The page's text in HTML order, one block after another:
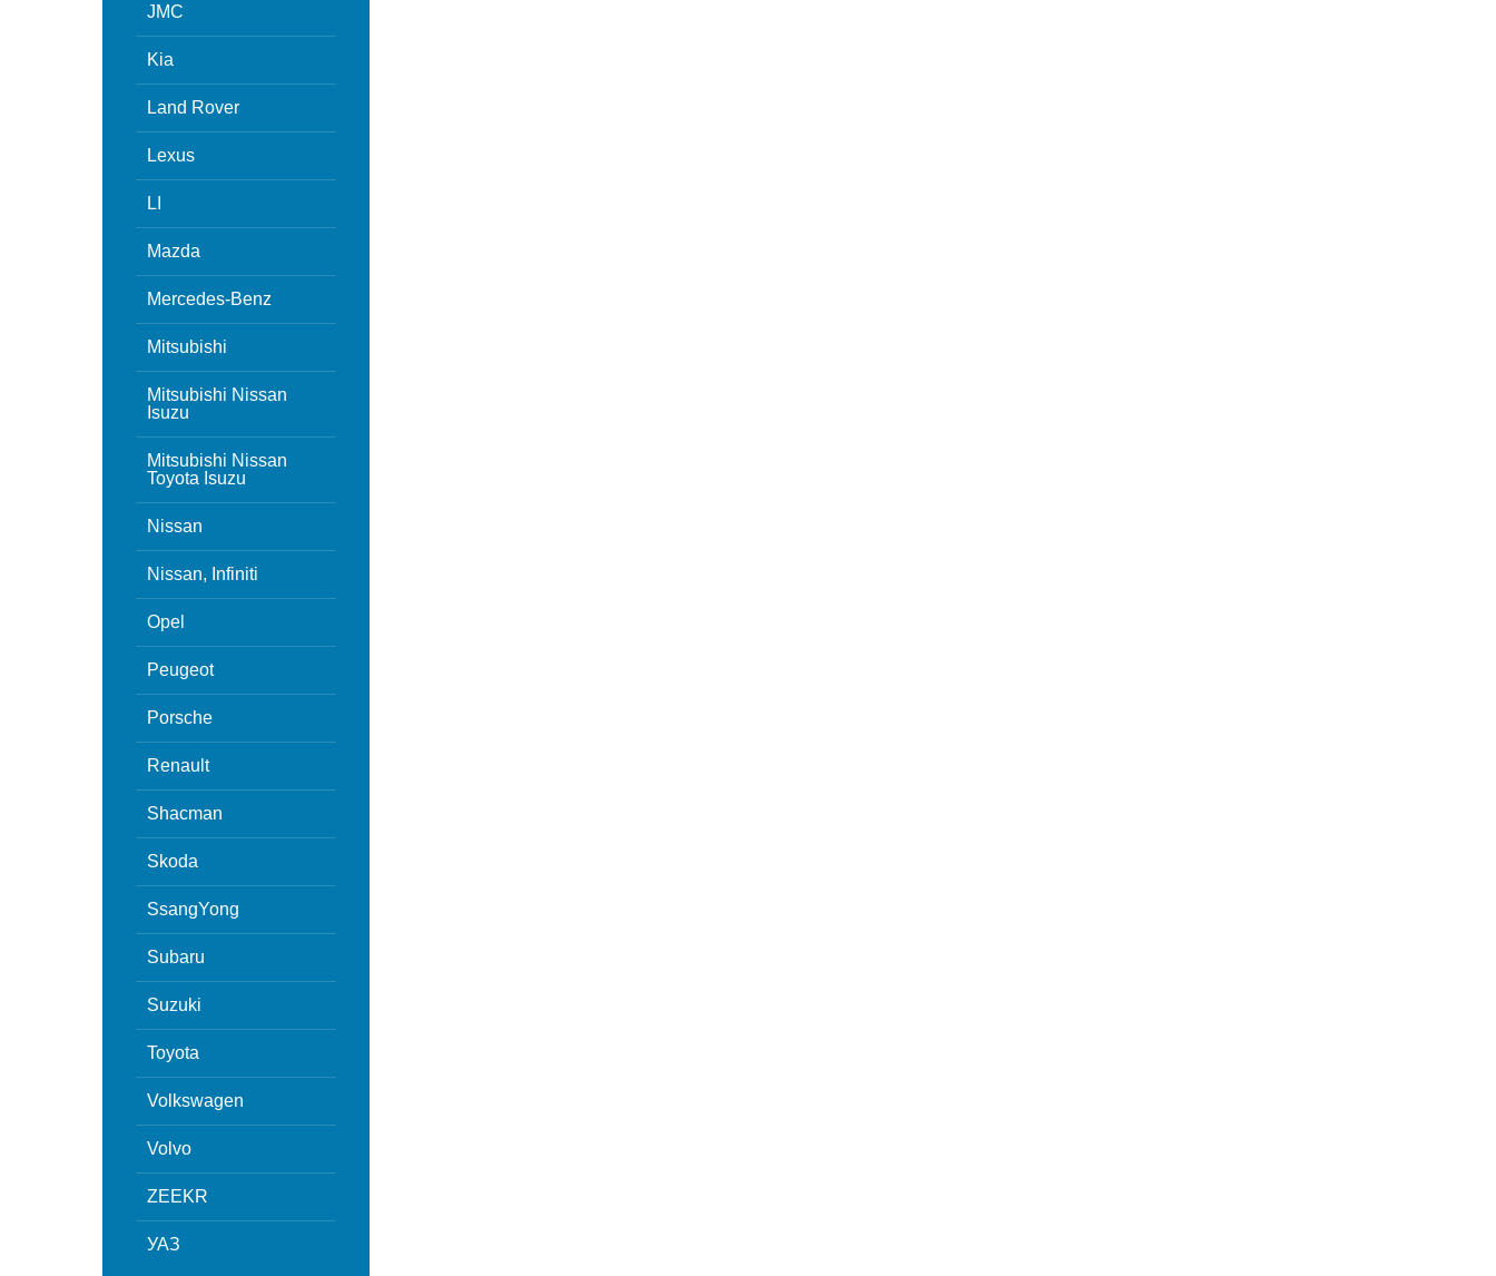
JMC
Kia
Land Rover
Lexus
LI
Mazda
Mercedes-Benz
Mitsubishi
Mitsubishi Nissan
Isuzu
Mitsubishi Nissan
Toyota Isuzu
Nissan
Nissan, Infiniti
Opel
Peugeot
Porsche
Renault
Shacman
Skoda
SsangYong
Subaru
Suzuki
Toyota
Volkswagen
Volvo
ZEEKR
УАЗ